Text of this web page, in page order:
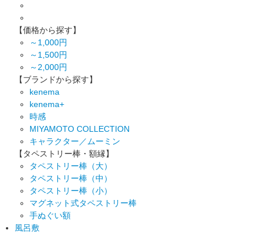
【価格から探す】
～1,000円
～1,500円
～2,000円
【ブランドから探す】
kenema
kenema+
時感
MIYAMOTO COLLECTION
キャラクター／ムーミン
【タペストリー棒・額縁】
タペストリー棒（大）
タペストリー棒（中）
タペストリー棒（小）
マグネット式タペストリー棒
手ぬぐい額
風呂敷